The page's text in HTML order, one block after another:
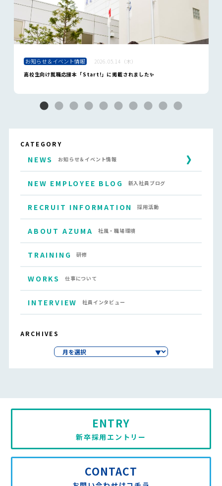
CATEGORY
NEWS お知らせ＆イベント情報
NEW EMPLOYEE BLOG 新入社員ブログ
RECRUIT INFORMATION 採用活動
ABOUT AZUMA 社風・職場環境
TRAINING 研修
WORKS 仕事について
INTERVIEW 社員インタビュー
ARCHIVES
お知らせ＆イベント情報
2026.05.14（木）
高校生向け就職応援本「Start!」に掲載されました✨
CONTACT
ENTRY
新卒採用エントリー